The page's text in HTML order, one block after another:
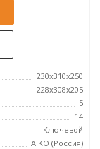
230x310x250
228x308x205
5
14
Ключевой
AIKO (Россия)